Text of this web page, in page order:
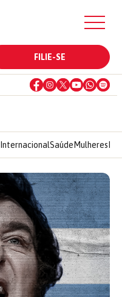
FILIE-SE
InternacionalSaúde Mulheres